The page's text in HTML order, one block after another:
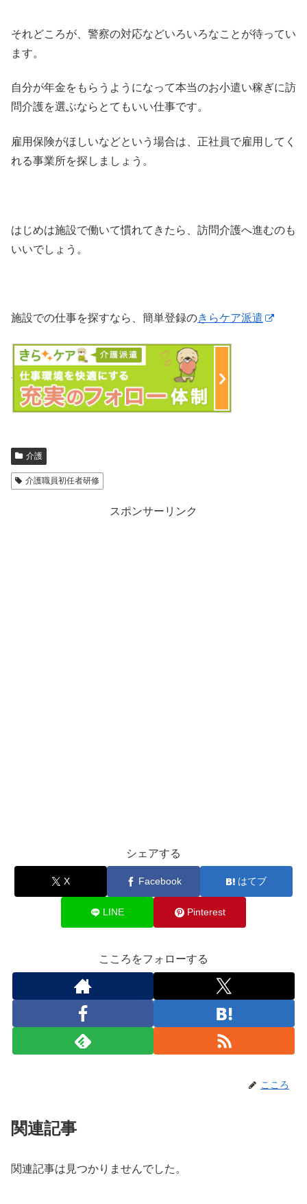
それどころが、警察の対応などいろいろなことが待ってい
ます。
自分が年金をもらうようになって本当のお小遣い稼ぎに訪
問介護を選ぶならとてもいい仕事です。
雇用保険がほしいなどという場合は、正社員で雇用してく
れる事業所を探しましょう。
はじめは施設で働いて慣れてきたら、訪問介護へ進むのも
いいでしょう。
施設での仕事を探すなら、簡単登録のきらケア派遣
介護
介護職員初任者研修
スポンサーリンク
シェアする
X Facebook はてブ
LINE Pinterest
こころをフォローする
こころ
関連記事
関連記事は見つかりませんでした。